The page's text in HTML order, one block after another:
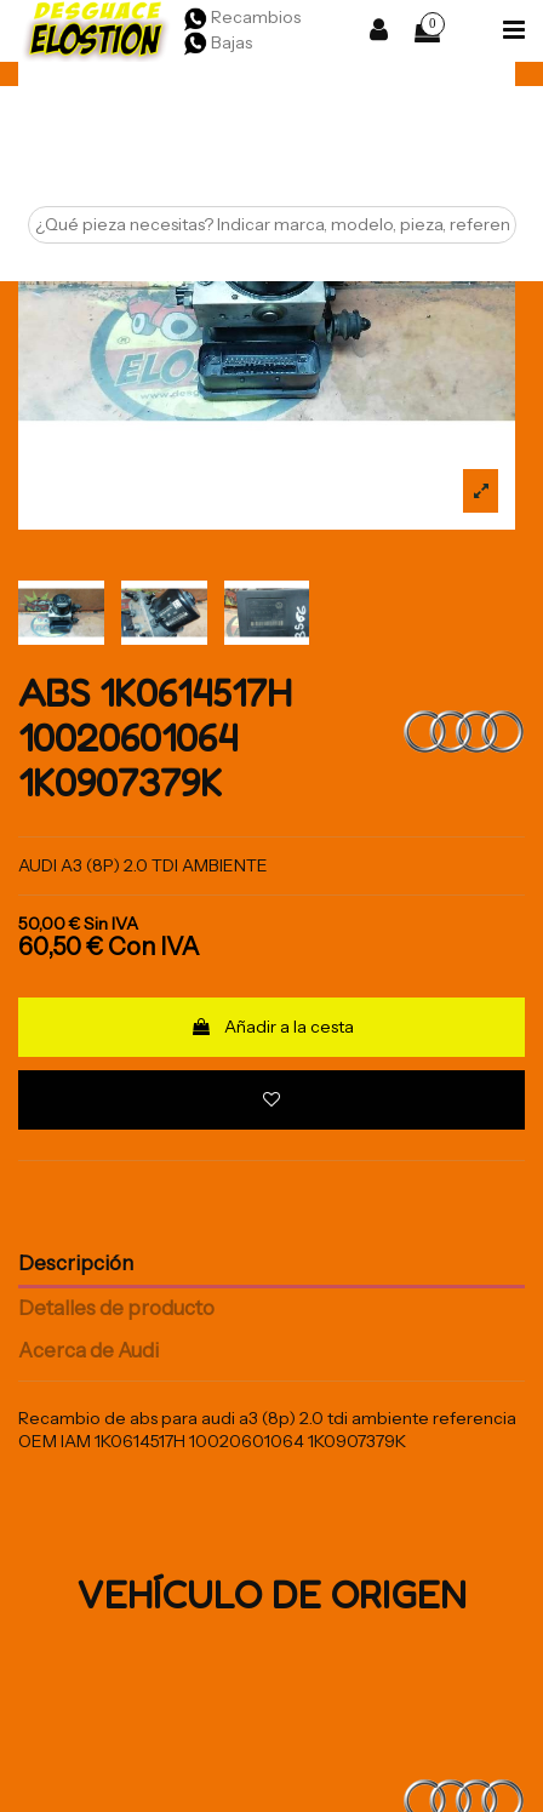
Recambios
Bajas
0
ABS 1K0614517H
10020601064
1K0907379K
AUDI A3 (8P) 2.0 TDI AMBIENTE
50,00 €Sin IVA
60,50 € Con IVA
Añadir a la cesta
Descripción
Detalles de producto
Acerca de Audi
Recambio de abs para audi a3 (8p) 2.0 tdi ambiente referencia
OEM IAM 1K0614517H 10020601064 1K0907379K
VEHÍCULO DE ORIGEN